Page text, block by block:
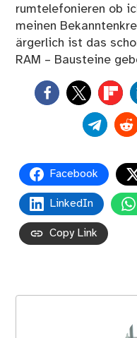
rumtelefonieren ob
meinen
ärgerlich ist das
RAM – Bausteine
Facebook
LinkedIn
Copy Link